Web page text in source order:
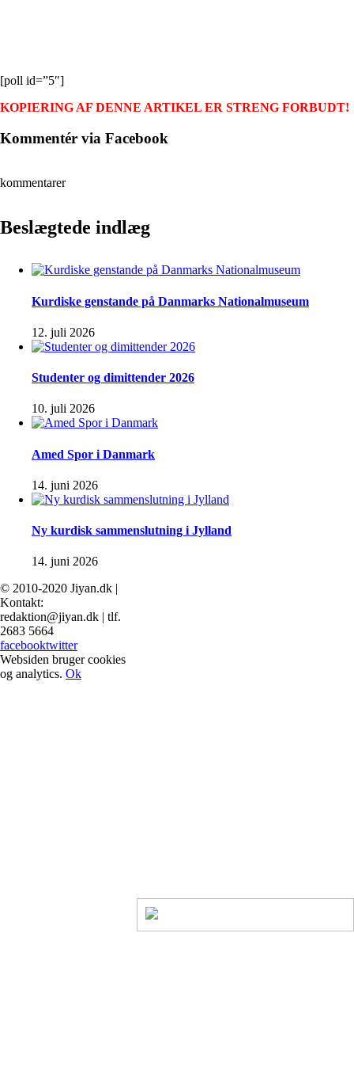
[poll id=”5″]
KOPIERING AF DENNE ARTIKEL ER STRENG FORBUDT!
Kommentér via Facebook
kommentarer
Beslægtede indlæg
Kurdiske genstande på Danmarks Nationalmuseum
12. juli 2026
Studenter og dimittender 2026
10. juli 2026
Amed Spor i Danmark
14. juni 2026
Ny kurdisk sammenslutning i Jylland
14. juni 2026
© 2010-2020 Jiyan.dk |
Kontakt:
redaktion@jiyan.dk | tlf.
2683 5664
facebooktwitter
Websiden bruger cookies
og analytics. Ok